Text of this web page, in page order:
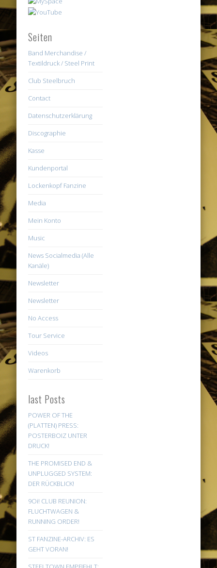
Seiten
Band Merchandise /
Textildruck / Steel Print
Club Steelbruch
Contact
Datenschutzerklärung
Discographie
Kasse
Kundenportal
Lockenkopf Fanzine
Media
Mein Konto
Music
News Socialmedia (Alle
Kanäle)
Newsletter
Newsletter
No Access
Tour Service
Videos
Warenkorb
last Posts
POWER OF THE
(PLATTEN) PRESS:
POSTERBOIZ UNTER
DRUCK!
THE PROMISED END &
UNPLUGGED SYSTEM:
DER RÜCKBLICK!
9Oi! CLUB REUNION:
FLUCHTWAGEN &
RUNNING ORDER!
ST FANZINE-ARCHIV: ES
GEHT VORAN!